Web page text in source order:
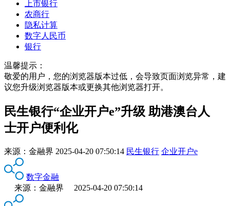
上市银行
农商行
隐私计算
数字人民币
银行
温馨提示：
敬爱的用户，您的浏览器版本过低，会导致页面浏览异常，建
议您升级浏览器版本或更换其他浏览器打开。
民生银行“企业开户e”升级 助港澳台人
士开户便利化
来源： 金融界 2025-04-20 07:50:14 民生银行 企业开户e
数字金融
来源：金融界 2025-04-20 07:50:14